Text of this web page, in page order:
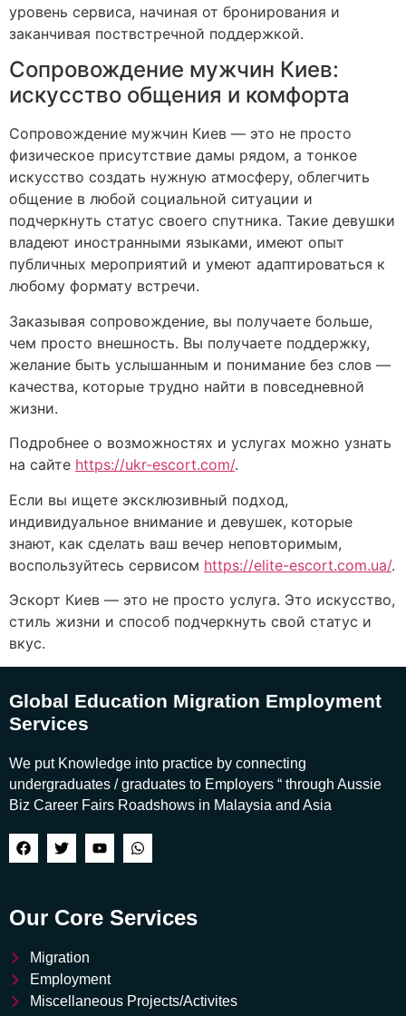
уровень сервиса, начиная от бронирования и
заканчивая поствстречной поддержкой.
Сопровождение мужчин Киев:
искусство общения и комфорта
Сопровождение мужчин Киев — это не просто
физическое присутствие дамы рядом, а тонкое
искусство создать нужную атмосферу, облегчить
общение в любой социальной ситуации и
подчеркнуть статус своего спутника. Такие девушки
владеют иностранными языками, имеют опыт
публичных мероприятий и умеют адаптироваться к
любому формату встречи.
Заказывая сопровождение, вы получаете больше,
чем просто внешность. Вы получаете поддержку,
желание быть услышанным и понимание без слов —
качества, которые трудно найти в повседневной
жизни.
Подробнее о возможностях и услугах можно узнать
на сайте https://ukr-escort.com/.
Если вы ищете эксклюзивный подход,
индивидуальное внимание и девушек, которые
знают, как сделать ваш вечер неповторимым,
воспользуйтесь сервисом https://elite-escort.com.ua/.
Эскорт Киев — это не просто услуга. Это искусство,
стиль жизни и способ подчеркнуть свой статус и
вкус.
Global Education Migration Employment
Services
We put Knowledge into practice by connecting
undergraduates / graduates to Employers “ through Aussie
Biz Career Fairs Roadshows in Malaysia and Asia
Our Core Services
Migration
Employment
Miscellaneous Projects/Activites